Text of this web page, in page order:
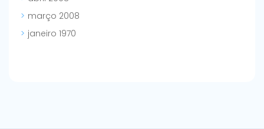
março 2008
janeiro 1970